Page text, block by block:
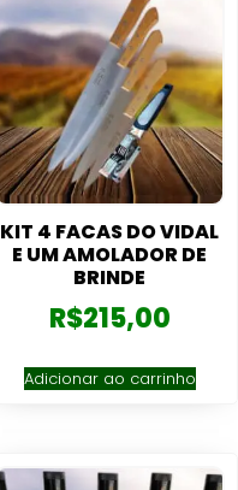
KIT 4 FACAS DO VIDAL
E UM AMOLADOR DE
BRINDE
R$215,00
Adicionar ao carrinho